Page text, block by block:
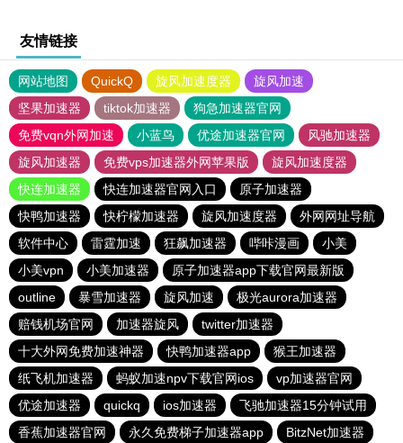
友情链接
网站地图 QuickQ 旋风加速度器
旋风加速
坚果加速器
tiktok加速器
狗急加速器官网
免费vqn外网加速
小蓝鸟 优途加速器官网
风驰加速器
旋风加速器
免费vps加速器外网苹果版
旋风加速度器
快连加速器
快连加速器官网入口
原子加速器
快鸭加速器
快柠檬加速器 旋风加速度器
外网网址导航
软件中心
雷霆加速 狂飙加速器 哔咔漫画
小美
小美vpn
小美加速器
原子加速器app下载官网最新版
outline
暴雪加速器 旋风加速
极光aurora加速器
赔钱机场官网
加速器旋风
twitter加速器
十大外网免费加速神器
快鸭加速器app
猴王加速器
纸飞机加速器
蚂蚁加速npv下载官网ios
vp加速器官网
优途加速器
quickq ios加速器
飞驰加速器15分钟试用
香蕉加速器官网
永久免费梯子加速器app BitzNet加速器